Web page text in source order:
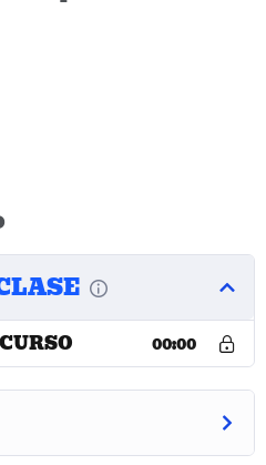
00:00